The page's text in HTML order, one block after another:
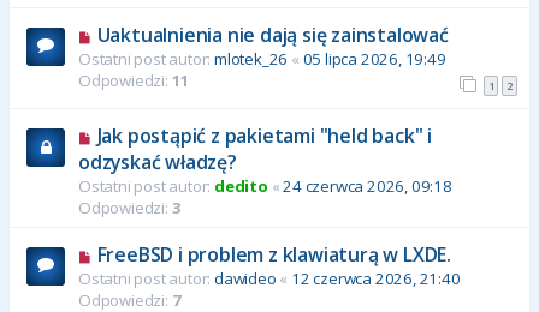
Uaktualnienia nie dają się zainstalować
Ostatni post autor: mlotek_26 « 05 lipca 2026, 19:49
Odpowiedzi: 11 1 2
Jak postąpić z pakietami "held back" i
odzyskać władzę?
Ostatni post autor: dedito «24 czerwca 2026, 09:18
Odpowiedzi: 3
FreeBSD i problem z klawiaturą w LXDE.
Ostatni post autor: dawideo « 12 czerwca 2026, 21:40
Odpowiedzi: 7